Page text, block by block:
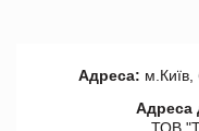
Адреса:
Адреса
ТОВ